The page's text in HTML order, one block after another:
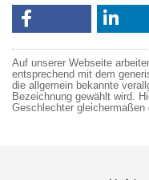
Auf unserer Webseite
entsprechend mit dem
die allgemein bekannte
Bezeichnung gewählt wird.
Geschlechter gleichermaßen